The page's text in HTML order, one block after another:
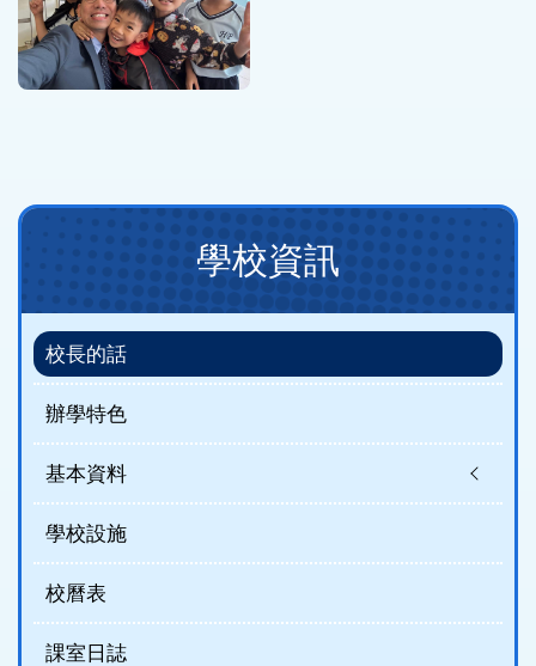
Main
(new)
學校資訊
校長的話
辦學特色
基本資料
學校設施
校曆表
課室日誌